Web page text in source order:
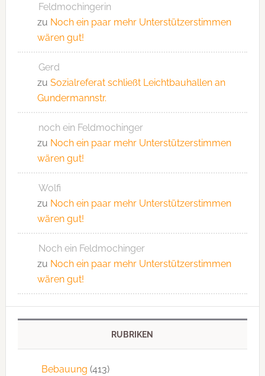
Feldmochingerin
zu Noch ein paar mehr Unterstützerstimmen
wären gut!
Gerd
zu Sozialreferat schließt Leichtbauhallen an
Gundermannstr.
noch ein Feldmochinger
zu Noch ein paar mehr Unterstützerstimmen
wären gut!
Wolfi
zu Noch ein paar mehr Unterstützerstimmen
wären gut!
Noch ein Feldmochinger
zu Noch ein paar mehr Unterstützerstimmen
wären gut!
RUBRIKEN
Bebauung (413)